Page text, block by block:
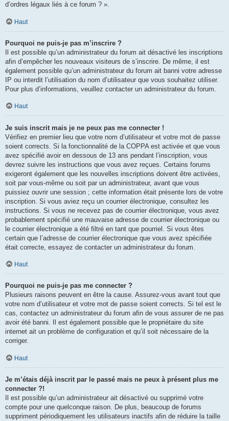
d’ordres légaux liés à ce forum ? ».
Haut
Pourquoi ne puis-je pas m’inscrire ?
Il est possible qu’un administrateur du forum ait désactivé les inscriptions
afin d’empêcher les nouveaux visiteurs de s’inscrire. De même, il est
également possible qu’un administrateur du forum ait banni votre adresse
IP ou interdit l’utilisation du nom d’utilisateur que vous souhaitez utiliser.
Pour plus d’informations, veuillez contacter un administrateur du forum.
Haut
Je suis inscrit mais je ne peux pas me connecter !
Vérifiez en premier lieu que votre nom d’utilisateur et votre mot de passe
soient corrects. Si la fonctionnalité de la COPPA est activée et que vous
avez spécifié avoir en dessous de 13 ans pendant l’inscription, vous
devrez suivre les instructions que vous avez reçues. Certains forums
exigeront également que les nouvelles inscriptions doivent être activées,
soit par vous-même ou soit par un administrateur, avant que vous
puissiez ouvrir une session ; cette information était présente lors de votre
inscription. Si vous aviez reçu un courrier électronique, consultez les
instructions. Si vous ne recevez pas de courrier électronique, vous avez
probablement spécifié une mauvaise adresse de courrier électronique ou
le courrier électronique a été filtré en tant que pourriel. Si vous êtes
certain que l’adresse de courrier électronique que vous avez spécifiée
était correcte, essayez de contacter un administrateur du forum.
Haut
Pourquoi ne puis-je pas me connecter ?
Plusieurs raisons peuvent en être la cause. Assurez-vous avant tout que
votre nom d’utilisateur et votre mot de passe soient corrects. Si tel est le
cas, contactez un administrateur du forum afin de vous assurer de ne pas
avoir été banni. Il est également possible que le propriétaire du site
internet ait un problème de configuration et qu’il soit nécessaire de la
corriger.
Haut
Je m’étais déjà inscrit par le passé mais ne peux à présent plus me
connecter ?!
Il est possible qu’un administrateur ait désactivé ou supprimé votre
compte pour une quelconque raison. De plus, beaucoup de forums
suppriment périodiquement les utilisateurs inactifs afin de réduire la taille